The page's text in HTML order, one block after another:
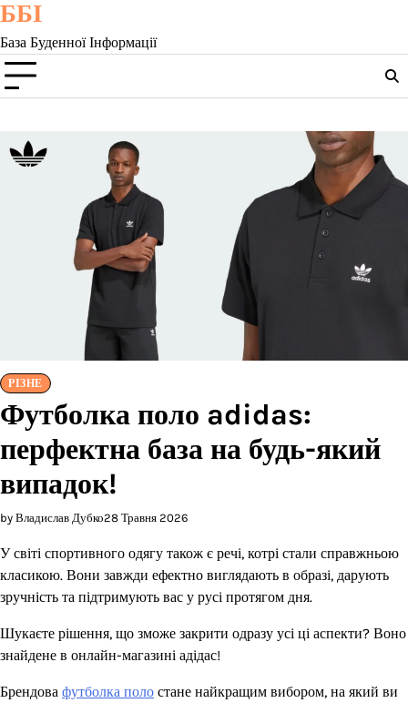
Skip
content
ББІ
База Буденної Інформації
РІЗНЕ
Футболка поло adidas:
перфектна база на будь-який
випадок!
by Владислав Дубко28 Травня 2026
У світі спортивного одягу також є речі, котрі стали справжньою
класикою. Вони завжди ефектно виглядають в образі, дарують
зручність та підтримують вас у русі протягом дня.
Шукаєте рішення, що зможе закрити одразу усі ці аспекти? Воно
знайдене в онлайн-магазині адідас!
Брендова футболка поло стане найкращим вибором, на який ви